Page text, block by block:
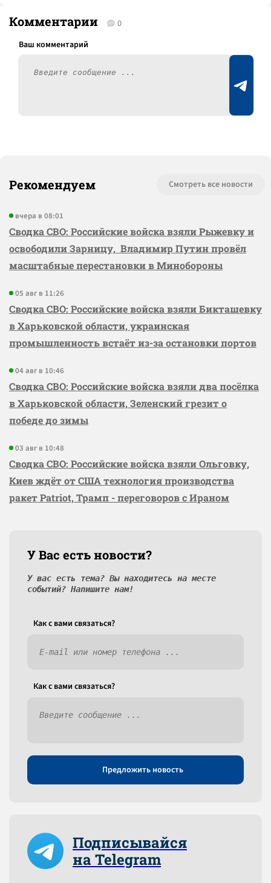
Комментарии 0
Рекомендуем Смотреть все новости
вчера в 08:01
Сводка СВО: Российские войска взяли Рыжевку и
освободили Зарницу, Владимир Путин провёл
масштабные перестановки в Минобороны
05 авг в 11:26
Сводка СВО: Российские войска взяли Бикташевку
в Харьковской области, украинская
промышленность встаёт из-за остановки портов
04 авг в 10:46
Сводка СВО: Российские войска взяли два посёлка
в Харьковской области, Зеленский грезит о
победе до зимы
03 авг в 10:48
Сводка СВО: Российские войска взяли Ольговку,
Киев ждёт от США технология производства
ракет Patriot, Трамп - переговоров с Ираном
У Вас есть новости?
У вас есть тема? Вы находитесь на месте
событий? Напишите нам!
Как c вами связаться?
Как c вами связаться?
Предложить новость
Подписывайся
на Telegram